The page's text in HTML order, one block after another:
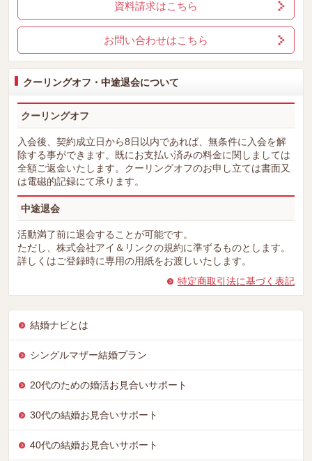
資料請求はこちら
お問い合わせはこちら
クーリングオフ・中途退会について
クーリングオフ
入会後、契約成立日から8日以内であれば、無条件に入会を解
除する事ができます。既にお支払い済みの料金に関しましては
全額ご返金いたします。クーリングオフのお申し立ては書面又
は電磁的記録にて承ります。
中途退会
活動満了前に退会することが可能です。
ただし、株式会社アイ＆リンクの規約に準ずるものとします。
詳しくはご登録時に専用の用紙をお渡しいたします。
特定商取引法に基づく表記
結婚ナビとは
シングルマザー結婚プラン
20代のための婚活お見合いサポート
30代の結婚お見合いサポート
40代の結婚お見合いサポート